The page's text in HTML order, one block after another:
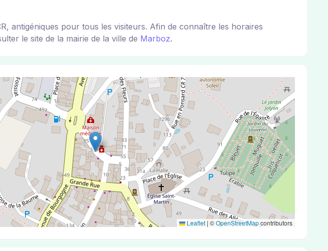
antigéniques pour tous les visiteurs. Afin de connaître les horaires
le site de la mairie de la ville de Marboz.
Leaflet | ©OpenStreetMapcontributors